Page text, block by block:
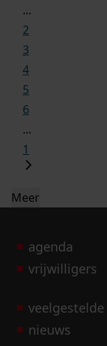
...
2
3
4
5
6
...
1
Meer
agenda
vrijwilligers
nieuws